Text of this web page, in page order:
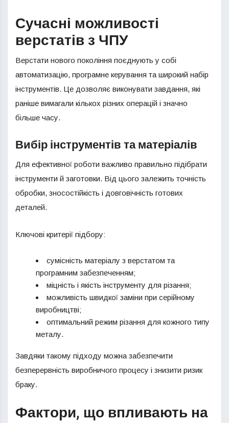
Сучасні можливості
верстатів з ЧПУ
Верстати нового покоління поєднують у собі
автоматизацію, програмне керування та широкий набір
інструментів. Це дозволяє виконувати завдання, які
раніше вимагали кількох різних операцій і значно
більше часу.
Вибір інструментів та матеріалів
Для ефективної роботи важливо правильно підібрати
інструменти й заготовки. Від цього залежить точність
обробки, зносостійкість і довговічність готових
деталей.
Ключові критерії підбору:
сумісність матеріалу з верстатом та
програмним забезпеченням;
міцність і якість інструменту для різання;
можливість швидкої заміни при серійному
виробництві;
оптимальний режим різання для кожного типу
металу.
Завдяки такому підходу можна забезпечити
безперервність виробничого процесу і знизити ризик
браку.
Фактори, що впливають на